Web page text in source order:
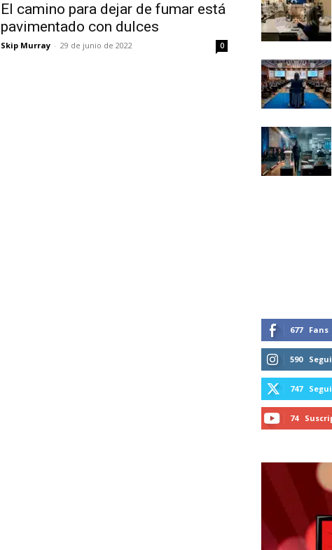
No te pierdas de las últimas
noticias
Suscríbete a nuestro boletín diario y recibe
noticias del vapeo y la reducción de daños
Subscribe to our daily clipping and receive
of vaping and tobacco harm reduction in
El camino para dejar de fumar está
pavimentado con dulces
Skip Murray - 29 de junio de 2022 0
677 Fans
590
747
74